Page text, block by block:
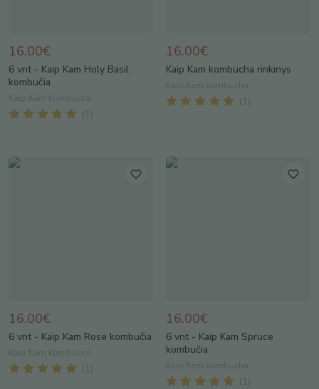
16.00€
6 vnt - Kaip Kam Holy Basil
kombučia
Kaip Kam kombucha
( 1
16.00€
Kaip Kam kombucha rinkinys
Kaip Kam kombucha
( 1
16.00€
6 vnt - Kaip Kam Rose kombučia
Kaip Kam kombucha
( 1
16.00€
6 vnt - Kaip Kam Spruce
kombučia
Kaip Kam kombucha
( 1